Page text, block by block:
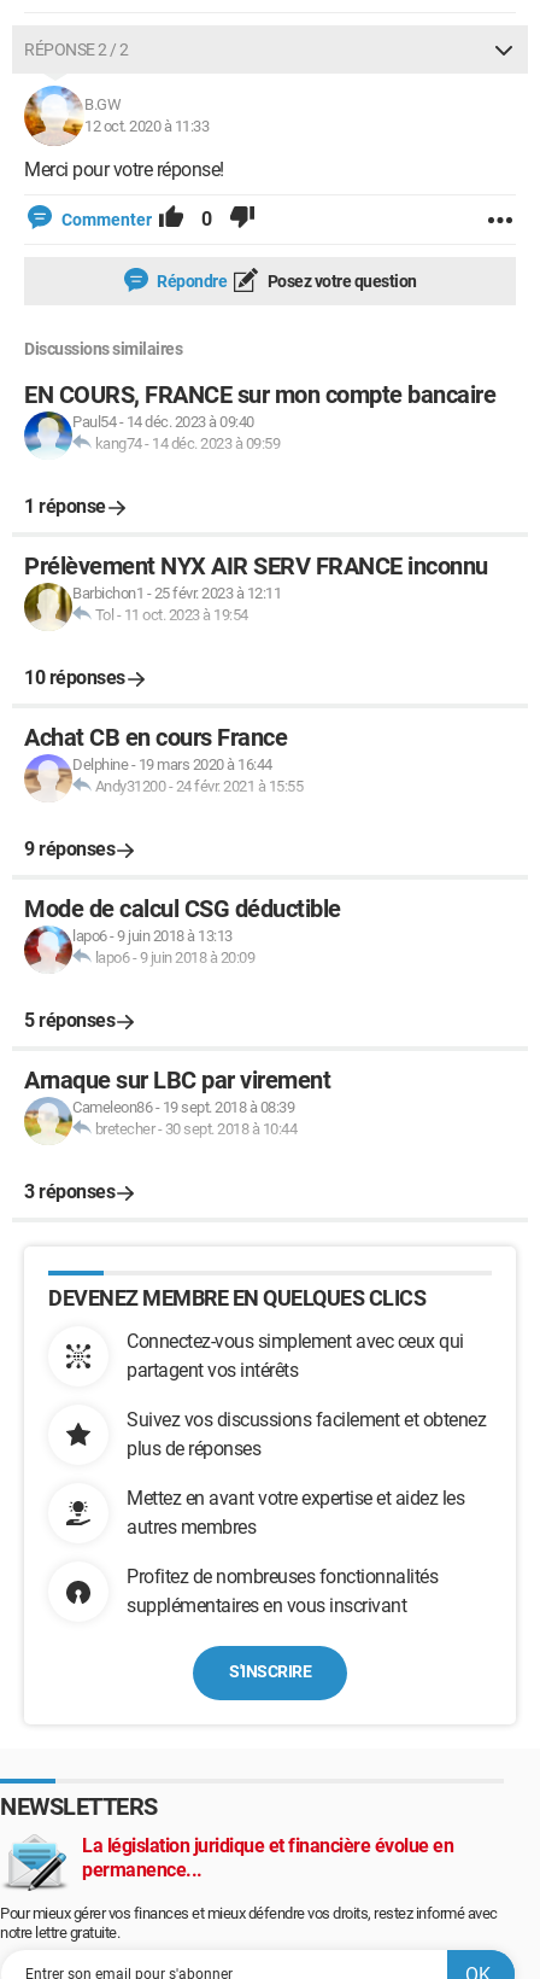
RÉPONSE 2 / 2
B.GW
12 oct. 2020 à 11:33
Merci pour votre réponse!
Commenter 0
Répondre Posez votre question
Discussions similaires
EN COURS, FRANCE sur mon compte bancaire
Paul54- 14 déc. 2023 à 09:40
kang74- 14 déc. 2023 à 09:59
1 réponse
Prélèvement NYX AIR SERV FRANCE inconnu
Barbichon1 -25 févr. 2023 à 12:11
Tol - 11 oct. 2023 à 19:54
10 réponses
Achat CB en cours France
Delphine- 19 mars 2020 à 16:44
Andy31200-24 févr. 2021 à 15:55
9 réponses
Mode de calcul CSG déductible
lapo6-9 juin 2018 à 13:13
lapo6-9 juin 2018 à 20:09
5 réponses
Arnaque sur LBC par virement
Cameleon86- 19 sept. 2018 à 08:39
bretecher- 30 sept. 2018 à 10:44
3 réponses
DEVENEZ MEMBRE EN QUELQUES CLICS
Connectez-vous simplement avec ceux qui
partagent vos intérêts
Suivez vos discussions facilement et obtenez
plus de réponses
Mettez en avant votre expertise et aidez les
autres membres
Profitez de nombreuses fonctionnalités
supplémentaires en vous inscrivant
S'INSCRIRE
NEWSLETTERS
La législation juridique et financière évolue en
permanence...
Pour mieux gérer vos finances et mieux défendre vos droits, restez informé avec
notre lettre gratuite.